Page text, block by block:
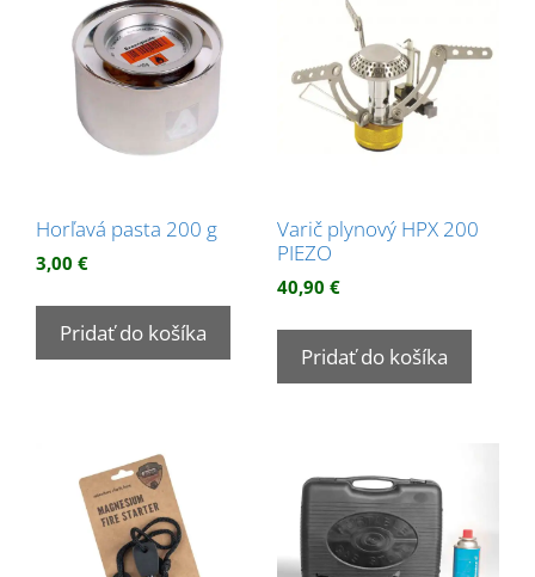
Horľavá pasta 200 g
3,00 €
Pridať do košíka
Varič plynový HPX 200
PIEZO
40,90 €
Pridať do košíka